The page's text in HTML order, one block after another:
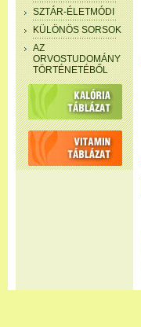
SZTÁR-ÉLETMÓDI
KÜLÖNÖS SORSOK
AZ
ORVOSTUDOMÁNY
TÖRTÉNETÉBŐL